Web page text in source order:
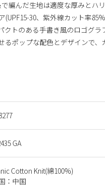
GA
Cotton Knit(綿100%)
：中国
編んだ生地は適度な厚みとハ
(UPF15-30、紫外線カット率
クトのある手書き風のロゴグラ
るポップな配色とデザインで